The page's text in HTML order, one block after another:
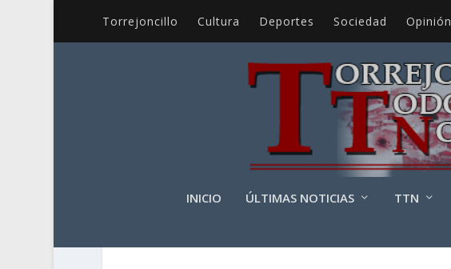
Torrejoncillo Cultura Deportes Sociedad Opinión
INICIO ÚLTIMAS NOTICIAS TTN